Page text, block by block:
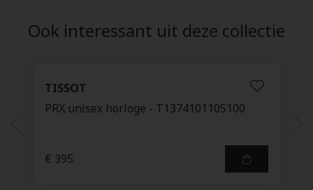
Ook interessant uit deze collectie
TISSOT
PRX unisex horloge - T1374101105100
€ 395